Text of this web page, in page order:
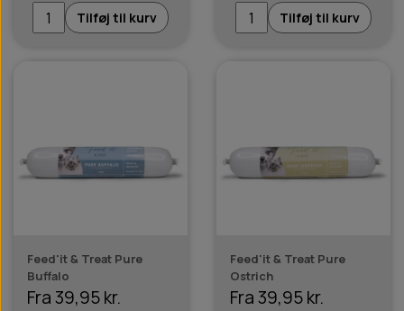
Tilføj til kurv Tilføj til kurv
Feed'it & Treat Pure
Buffalo
Fra 39,95 kr.
Feed'it & Treat Pure
Ostrich
Fra 39,95 kr.